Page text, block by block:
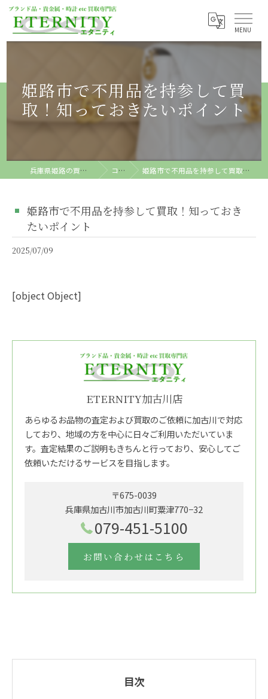
姫路市で不用品を持参して買
取！知っておきたいポイント
兵庫県姫路の買取ならETERNITY コラム 姫路市で不用品を持参して買取！知っておきたいポイント
姫路市で不用品を持参して買取！知っておき
たいポイント
2025/07/09
[object Object]
ETERNITY加古川店
あらゆるお品物の査定および買取のご依頼に加古川で対応
しており、地域の方を中心に日々ご利用いただいていま
す。査定結果のご説明もきちんと行っており、安心してご
依頼いただけるサービスを目指します。
〒675-0039
兵庫県加古川市加古川町粟津770−32
079-451-5100
お問い合わせはこちら
目次